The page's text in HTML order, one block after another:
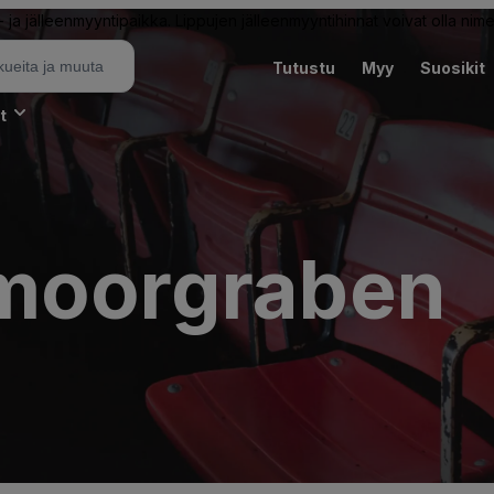
ja jälleenmyyntipaikka. Lippujen jälleenmyyntihinnat voivat olla
Tutustu Myy Suosikit